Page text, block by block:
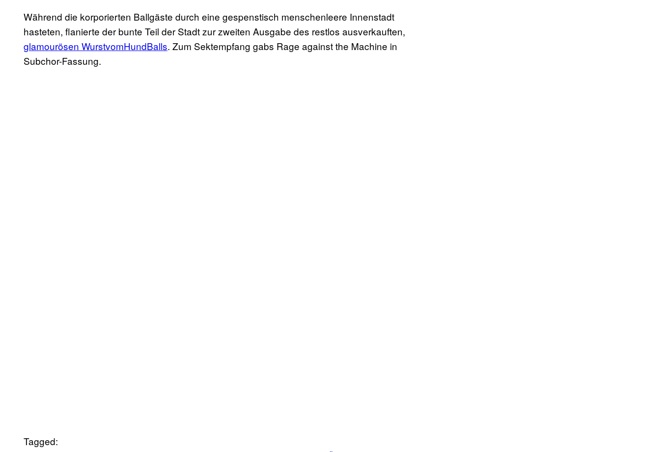
Während die korporierten Ballgäste durch eine gespenstisch menschenleere Innenstadt
hasteten, flanierte der bunte Teil der Stadt zur zweiten Ausgabe des restlos ausverkauften,
glamourösen WurstvomHundBalls. Zum Sektempfang gabs Rage against the Machine in
Subchor-Fassung.
Tagged: